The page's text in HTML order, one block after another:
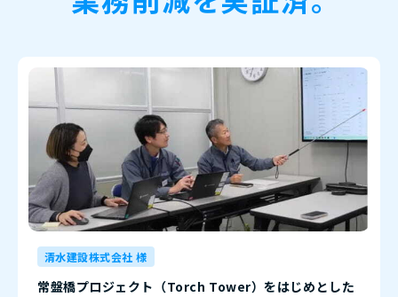
清水建設株式会社 様
常盤橋プロジェクト（Torch Tower）をはじめとした